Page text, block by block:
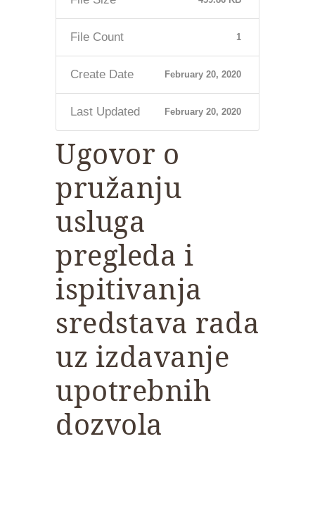
File Count 1
Create Date February 20, 2020
Last Updated February 20, 2020
Ugovor o
pružanju
usluga
pregleda i
ispitivanja
sredstava rada
uz izdavanje
upotrebnih
dozvola